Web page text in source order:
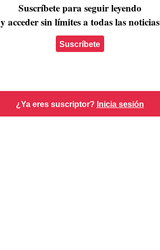
Suscríbete para seguir leyendo
y acceder sin límites a todas las noticias
Suscríbete
¿Ya eres suscriptor? Inicia sesión